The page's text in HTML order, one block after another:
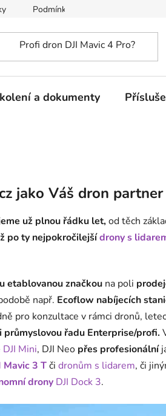
Podmínky ochrany osobních údajů
a dokumenty
jako Váš dron partner
už plnou řádku let,od těch
po ty nejpokročilejšídrony s
etablovanou značkou na poli
např. Ecoflow nabíjecích
pro konzultace v rámci dronů,
průmyslovou řadu Enterprise/profi.
DJI Mini, DJI Neo přes profesionální
Mavic 3 Tči dronům s lidarem, či
drony DJI Dock 3.